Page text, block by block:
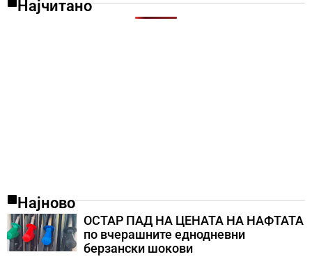
Најчитано
Најново
ОСТАР ПАД НА ЦЕНАТА НА НАФТАТА
по вчерашните еднодневни
берзански шокови